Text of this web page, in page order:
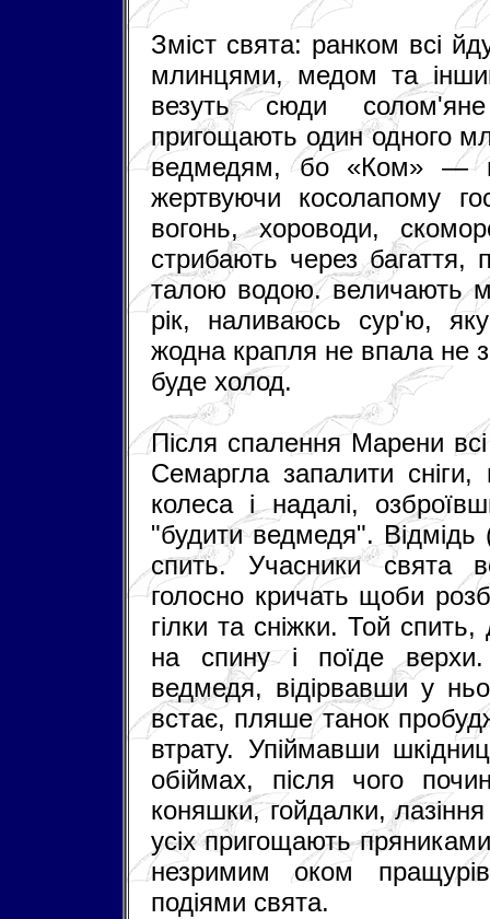
Зміст свята: ранком всі
млинцями, медом та
везуть сюди
пригощають один одного
ведмедям, бо «Ком» —
жертвуючи косолапому
вогонь, хороводи,
стрибають через багаття,
талою водою. величають
рік, наливаюсь сур'ю,
жодна крапля не впала не
буде холод.
Після спалення Марени
Семаргла запалити
колеса і надалі,
"будити ведмедя".
спить. Учасники свята
голосно кричать щоби
гілки та сніжки. Той
на спину і поїде верхи.
ведмедя, відірвавши у
встає, пляше танок
втрату. Упіймавши
обіймах, після чого
коняшки, гойдалки,
усіх пригощають
незримим оком
подіями свята.